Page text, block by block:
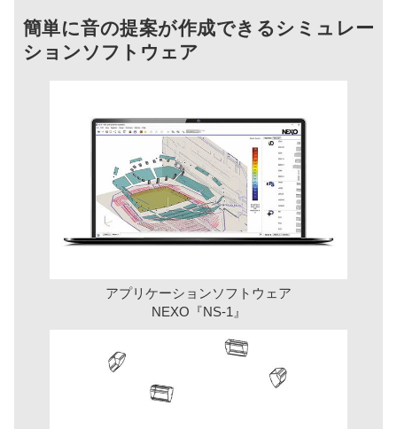
簡単に音の提案が作成できるシミュレー
ションソフトウェア
アプリケーションソフトウェア
NEXO『NS-1』